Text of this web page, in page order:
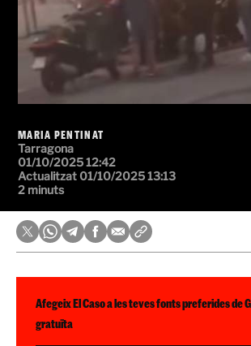
MARIA PENTINAT
Tarragona
01/10/2025 12:42
Actualitzat 01/10/2025 13:13
2 minuts
Afegeix El Caso a les teves fonts preferides de
gratuïta